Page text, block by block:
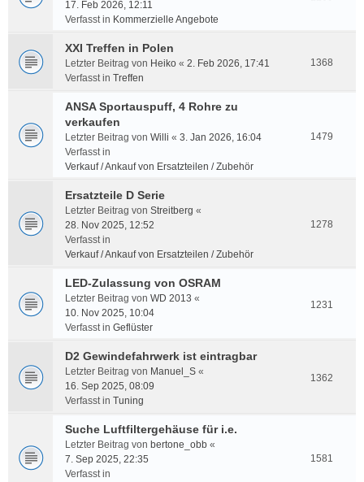
17. Feb 2026, 12:11
Verfasst in Kommerzielle Angebote
XXI Treffen in Polen
Letzter Beitrag von Heiko « 2. Feb 2026, 17:41
Verfasst in Treffen
1368
ANSA Sportauspuff, 4 Rohre zu
verkaufen
Letzter Beitrag von Willi « 3. Jan 2026, 16:04
Verfasst in
Verkauf / Ankauf von Ersatzteilen / Zubehör
1479
Ersatzteile D Serie
Letzter Beitrag von Streitberg «
28. Nov 2025, 12:52
Verfasst in
Verkauf / Ankauf von Ersatzteilen / Zubehör
1278
LED-Zulassung von OSRAM
Letzter Beitrag von WD 2013 «
10. Nov 2025, 10:04
Verfasst in Geflüster
1231
D2 Gewindefahrwerk ist eintragbar
Letzter Beitrag von Manuel_S «
16. Sep 2025, 08:09
Verfasst in Tuning
1362
Suche Luftfiltergehäuse für i.e.
Letzter Beitrag von bertone_obb «
7. Sep 2025, 22:35
Verfasst in
1581